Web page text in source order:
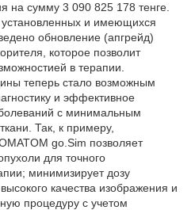
на сумму 3 090 825 178 тенге.
установленных и имеющихся
обновление (апгрейд)
которое позволит
в терапии.
теперь стало возможным
и эффективное
с минимальным
Так, к примеру,
go.Sim позволяет
для точного
минимизирует дозу
качества изображения и
процедуру с учетом